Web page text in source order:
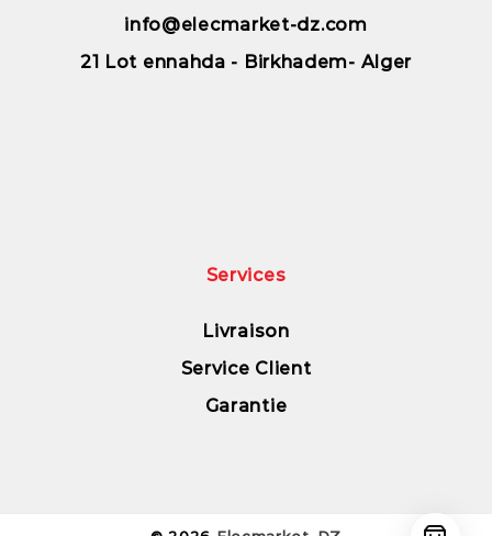
info@elecmarket-dz.com
21 Lot ennahda - Birkhadem- Alger
Services
Livraison
Service Client
Garantie